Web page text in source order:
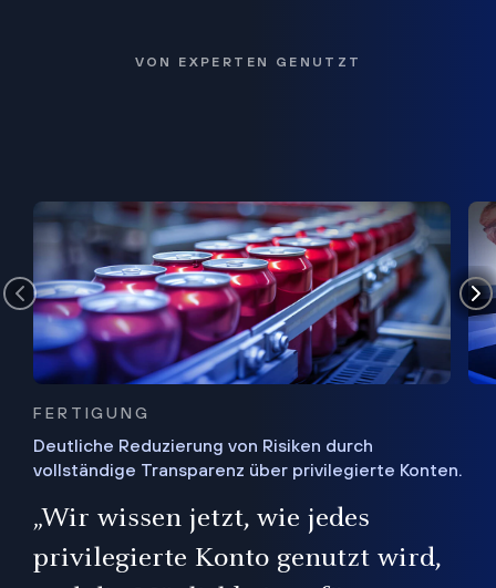
VON EXPERTEN GENUTZT
FERTIGUNG
Deutliche Reduzierung von Risiken durch
vollständige Transparenz über privilegierte Konten.
„Wir wissen jetzt, wie jedes
privilegierte Konto genutzt wird,